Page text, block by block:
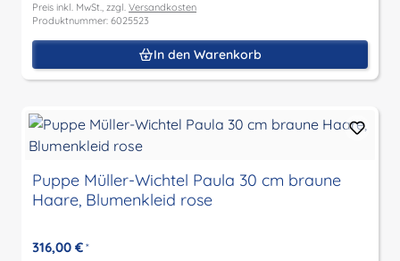
Preis inkl. MwSt., zzgl. Versandkosten
Produktnummer: 6025523
In den Warenkorb
Puppe Müller-Wichtel Paula 30 cm braune
Haare, Blumenkleid rose
316,00 € *